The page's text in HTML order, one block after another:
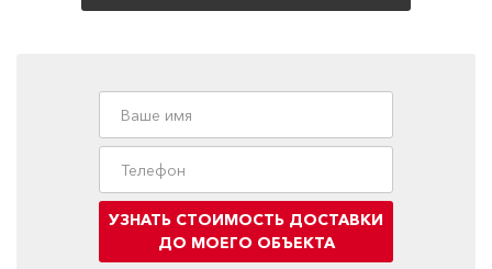
УЗНАТЬ СТОИМОСТЬ ДОСТАВКИ
ДО МОЕГО ОБЪЕКТА